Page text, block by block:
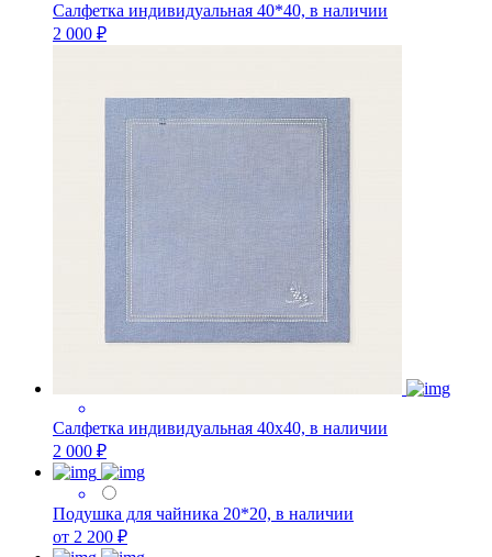
Салфетка индивидуальная 40*40, в наличии
2 000 ₽
Салфетка индивидуальная 40х40, в наличии
2 000 ₽
Подушка для чайника 20*20, в наличии
от 2 200 ₽